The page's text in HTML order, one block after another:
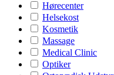
Hørecenter
Helsekost
Kosmetik
Massage
Medical Clinic
Optiker